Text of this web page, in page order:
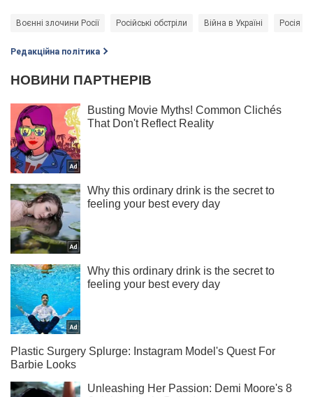
Воєнні злочини Росії Російські обстріли Війна в Україні Росія -
Редакційна політика